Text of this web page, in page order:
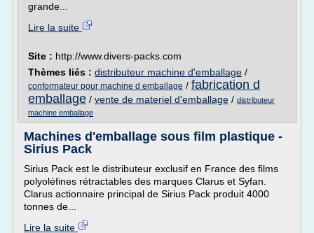
grande...
Lire la suite
Site : http://www.divers-packs.com
Thèmes liés : distributeur machine d'emballage /
conformateur pour machine d emballage / fabrication d
emballage / vente de materiel d'emballage / distributeur
machine emballage
Machines d'emballage sous film plastique -
Sirius Pack
Sirius Pack est le distributeur exclusif en France des films
polyoléfines rétractables des marques Clarus et Syfan.
Clarus actionnaire principal de Sirius Pack produit 4000
tonnes de...
Lire la suite